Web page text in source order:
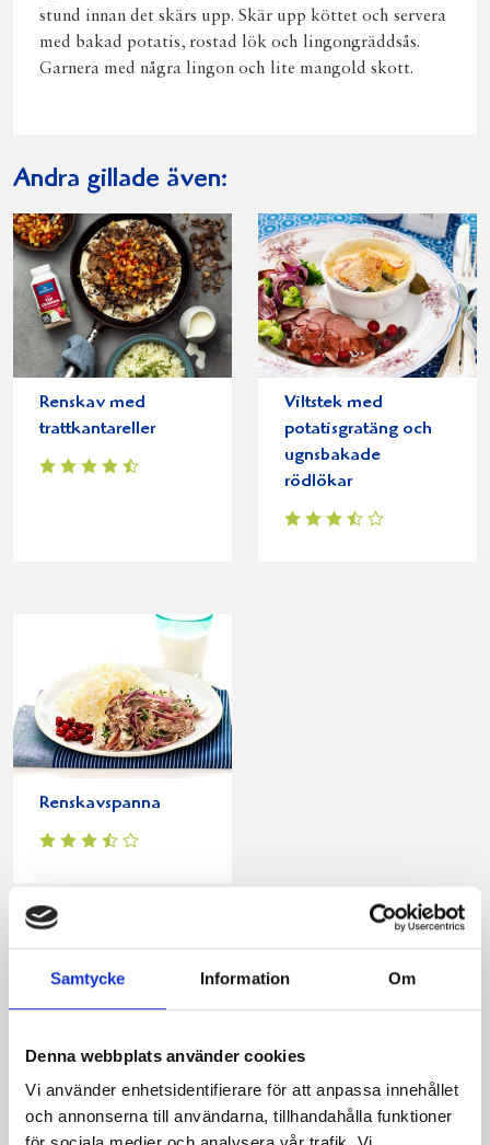
Samtycke Information Om
Denna webbplats använder cookies
Vi använder enhetsidentifierare för att anpassa innehållet
och annonserna till användarna, tillhandahålla funktioner
stund innan det skärs upp. Skär upp köttet och servera
med bakad potatis, rostad lök och lingongräddsås.
Garnera med några lingon och lite mangold skott.
Andra gillade även:
Renskav med
trattkantareller
Viltstek med
potatisgratäng och
ugnsbakade
rödlökar
Renskavspanna
Produkter i receptet: